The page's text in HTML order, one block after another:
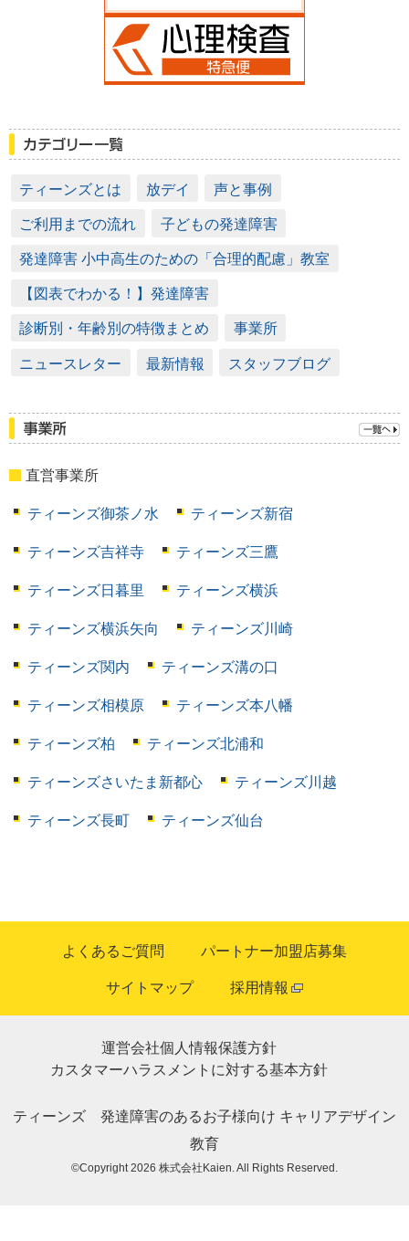
ティーンズとは 放デイ 声と事例
ご利用までの流れ 子どもの発達障害
発達障害 小中高生のための「合理的配慮」教室
【図表でわかる！】発達障害
診断別・年齢別の特徴まとめ 事業所
ニュースレター 最新情報 スタッフブログ
直営事業所
ティーンズ御茶ノ水 ティーンズ新宿
ティーンズ吉祥寺 ティーンズ三鷹
ティーンズ日暮里 ティーンズ横浜
ティーンズ横浜矢向 ティーンズ川崎
ティーンズ関内 ティーンズ溝の口
ティーンズ相模原 ティーンズ本八幡
ティーンズ柏 ティーンズ北浦和
ティーンズさいたま新都心 ティーンズ川越
ティーンズ長町 ティーンズ仙台
よくあるご質問 パートナー加盟店募集
サイトマップ 採用情報
運営会社個人情報保護方針
カスタマーハラスメントに対する基本方針
ティーンズ 発達障害のあるお子様向け キャリアデザイン
教育
©Copyright 2026 株式会社Kaien. All Rights Reserved.